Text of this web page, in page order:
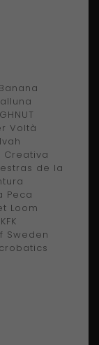
Voltà
Creativa
de la
Peca
Loom
Sweden